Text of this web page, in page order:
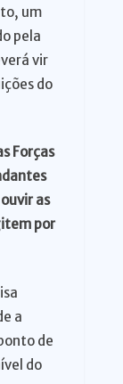
um
pela
vir
do
Forças
as
por
a
de
do